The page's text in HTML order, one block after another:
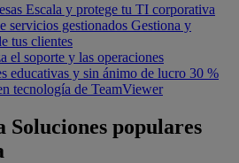
Escala y protege tu TI corporativa
servicios gestionados Gestiona y
tus clientes
el soporte y las operaciones
educativas y sin ánimo de lucro 30 %
tecnología de TeamViewer
Soluciones populares